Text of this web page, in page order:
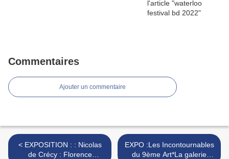
Commentaires
Ajouter un commentaire
< EXPOSITION : : Nicolas
de Crécy : Florence
EXPO :Les Incontournables
du 9ème Art*La galerie